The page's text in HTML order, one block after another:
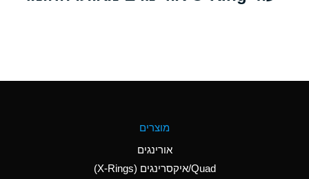
Aluminum Nitrate
(Aqueous)
מוצרים
אורינגים
Quad/איקסרינגים (X-Rings)